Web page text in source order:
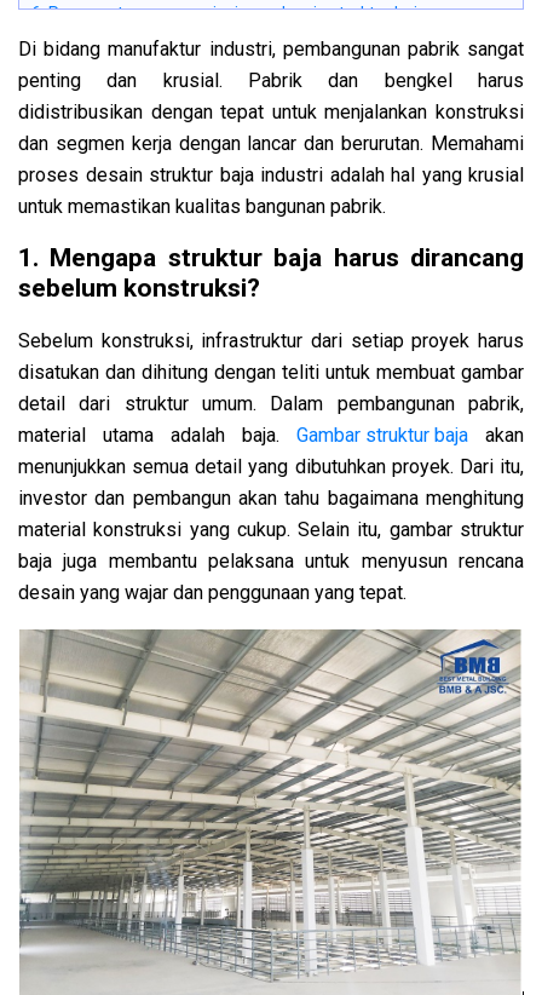
6. Persyaratan seorang insinyur desain struktur baja
Di bidang manufaktur industri, pembangunan pabrik sangat
penting dan krusial. Pabrik dan bengkel harus
didistribusikan dengan tepat untuk menjalankan konstruksi
dan segmen kerja dengan lancar dan berurutan. Memahami
proses desain struktur baja industri adalah hal yang krusial
untuk memastikan kualitas bangunan pabrik.
1. Mengapa struktur baja harus dirancang
sebelum konstruksi?
Sebelum konstruksi, infrastruktur dari setiap proyek harus
disatukan dan dihitung dengan teliti untuk membuat gambar
detail dari struktur umum. Dalam pembangunan pabrik,
material utama adalah baja. Gambar struktur baja akan
menunjukkan semua detail yang dibutuhkan proyek. Dari itu,
investor dan pembangun akan tahu bagaimana menghitung
material konstruksi yang cukup. Selain itu, gambar struktur
baja juga membantu pelaksana untuk menyusun rencana
desain yang wajar dan penggunaan yang tepat.